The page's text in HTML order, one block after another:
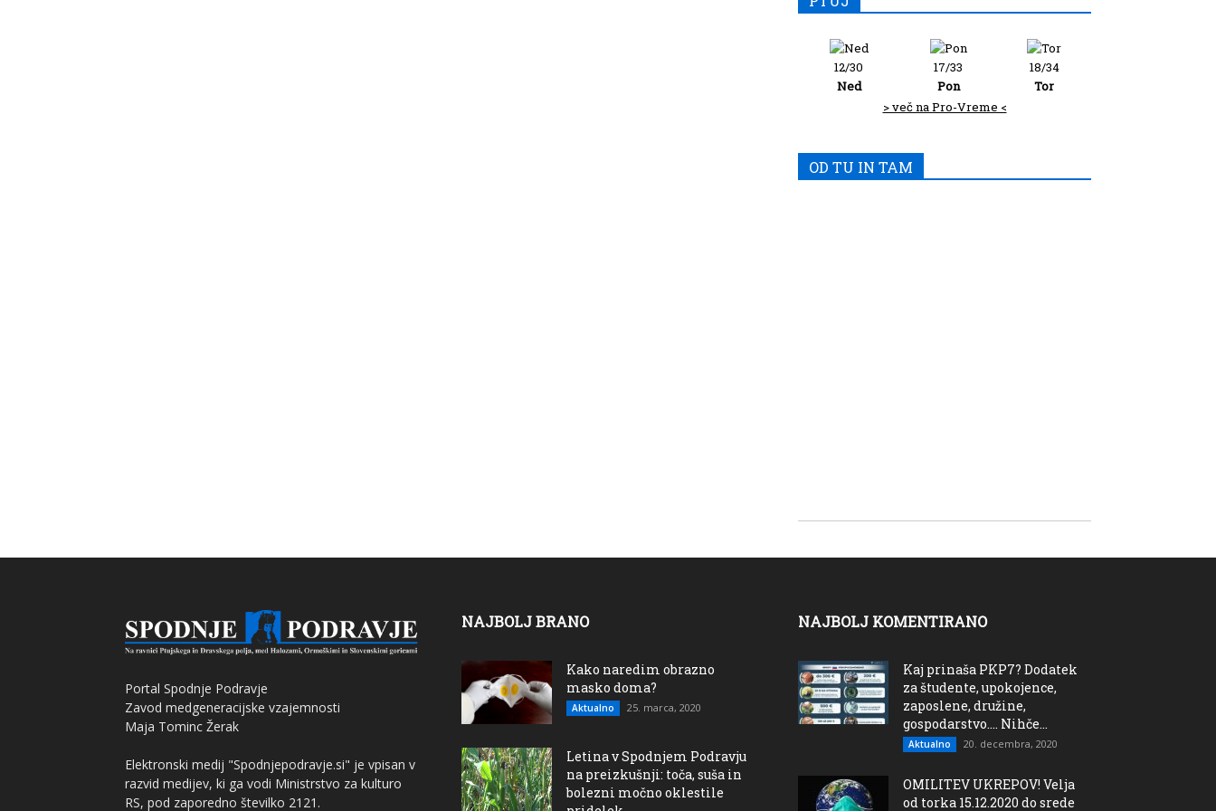
12/30
Ned
17/33
Pon
18/34
Tor
> več na Pro-Vreme <
OD TU IN TAM
Portal Spodnje Podravje
Zavod medgeneracijske vzajemnosti
Maja Tominc Žerak
Elektronski medij "Spodnjepodravje.si" je vpisan v
razvid medijev, ki ga vodi Ministrstvo za kulturo
RS, pod zaporedno številko 2121.
NAJBOLJ BRANO
Kako naredim obrazno
masko doma?
Aktualno 25. marca, 2020
Letina v Spodnjem Podravju
na preizkušnji: toča, suša in
bolezni močno oklestile
NAJBOLJ KOMENTIRANO
Kaj prinaša PKP7? Dodatek
za študente, upokojence,
zaposlene, družine,
gospodarstvo…. Nihče...
Aktualno 20. decembra, 2020
OMILITEV UKREPOV! Velja
od torka 15.12.2020 do srede